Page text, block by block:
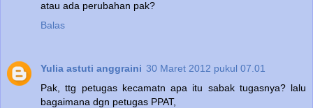
atau ada perubahan pak?
Balas
Yulia astuti anggraini 30 Maret 2012 pukul 07.01
Pak, ttg petugas kecamatn apa itu sabak tugasnya? lalu
bagaimana dgn petugas PPAT,